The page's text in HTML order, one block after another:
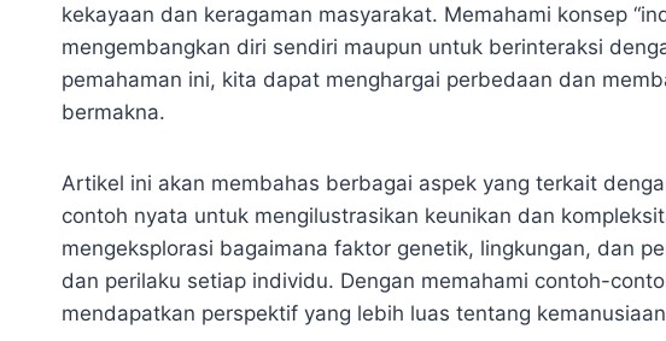
kekayaan dan keragaman masyarakat. Memahami konsep
mengembangkan diri sendiri maupun untuk berinteraksi
pemahaman ini, kita dapat menghargai perbedaan dan
bermakna.
Artikel ini akan membahas berbagai aspek yang terkait
contoh nyata untuk mengilustrasikan keunikan dan
mengeksplorasi bagaimana faktor genetik, lingkungan, dan
dan perilaku setiap individu. Dengan memahami contoh-
mendapatkan perspektif yang lebih luas tentang